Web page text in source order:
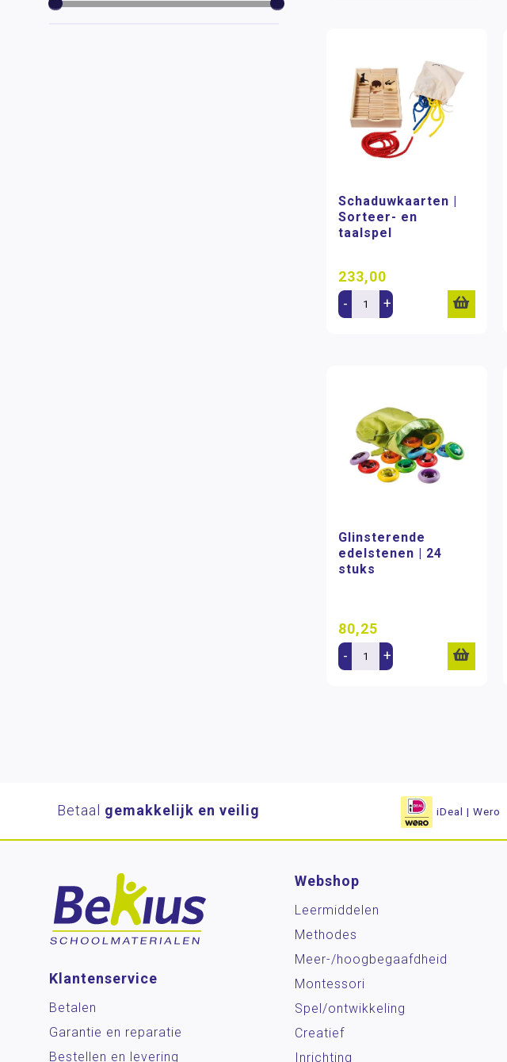
Schaduwkaarten |
Sorteer- en
taalspel
233,00
- +
Glinsterende
edelstenen | 24
stuks
80,25
- +
Betaal gemakkelijk en veilig iDeal | Wero
Klantenservice
Betalen
Garantie en reparatie
Bestellen en levering
Webshop
Leermiddelen
Methodes
Meer-/hoog­begaafdheid
Montessori
Spel/ontwikkeling
Creatief
Inrichting